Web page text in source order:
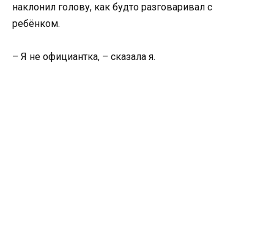
наклонил голову, как будто разговаривал с
ребёнком.
– Я не официантка, – сказала я.